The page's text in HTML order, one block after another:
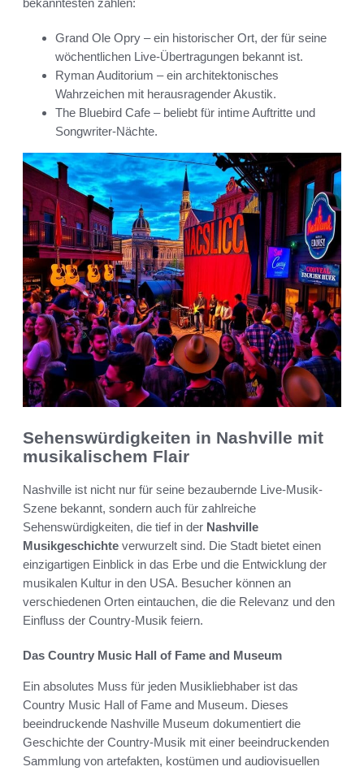
Grand Ole Opry – ein historischer Ort, der für seine
wöchentlichen Live-Übertragungen bekannt ist.
Ryman Auditorium – ein architektonisches
Wahrzeichen mit herausragender Akustik.
The Bluebird Cafe – beliebt für intime Auftritte und
Songwriter-Nächte.
Sehenswürdigkeiten in Nashville mit
musikalischem Flair
Nashville ist nicht nur für seine bezaubernde Live-Musik-
Szene bekannt, sondern auch für zahlreiche
Sehenswürdigkeiten, die tief in der Nashville
Musikgeschichte verwurzelt sind. Die Stadt bietet einen
einzigartigen Einblick in das Erbe und die Entwicklung der
musikalen Kultur in den USA. Besucher können an
verschiedenen Orten eintauchen, die die Relevanz und den
Einfluss der Country-Musik feiern.
Das Country Music Hall of Fame and Museum
Ein absolutes Muss für jeden Musikliebhaber ist das
Country Music Hall of Fame and Museum. Dieses
beeindruckende Nashville Museum dokumentiert die
Geschichte der Country-Musik mit einer beeindruckenden
Sammlung von artefakten, kostümen und audiovisuellen